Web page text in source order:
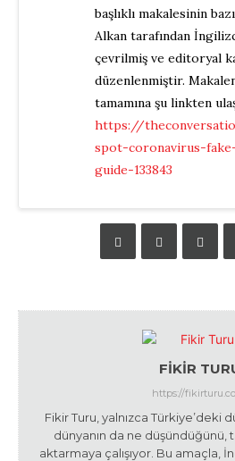
başlıklı makalesinin
Alkan tarafından
çevrilmiş ve editoryal
düzenlenmiştir.
tamamına şu linkten
https://
spot-coronavirus-
guide-133843
FIKIR
https://
Fikir Turu, yalnızca Türkiye’deki
dünyanın da ne düşündüğünü,
aktarmaya çalışıyor. Bu amaçla,